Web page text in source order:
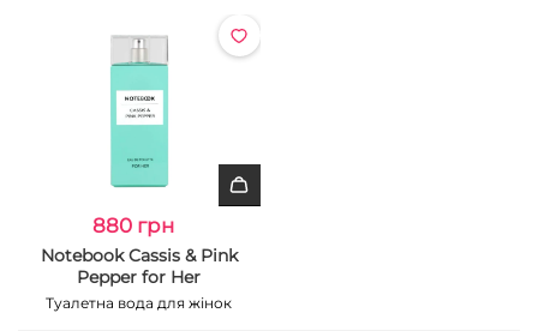
880 грн
Notebook Cassis & Pink
Pepper for Her
Туалетна вода для жінок